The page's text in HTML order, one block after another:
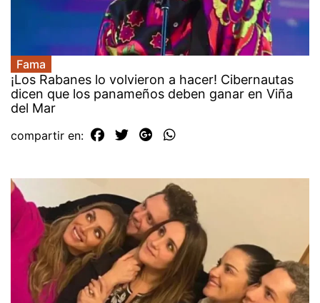
Fama
¡Los Rabanes lo volvieron a hacer! Cibernautas
dicen que los panameños deben ganar en Viña
del Mar
compartir en: